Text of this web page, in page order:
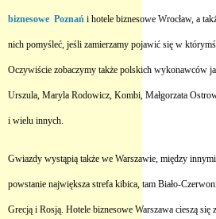
biznesowe Poznań i hotele biznesowe Wrocław, a
nich pomyśleć, jeśli zamierzamy pojawić się w
Oczywiście zobaczymy także polskich wykonawców
Urszula, Maryla Rodowicz, Kombi, Małgorzata
i wielu innych.
Gwiazdy wystąpią także we Warszawie, między
powstanie największa strefa kibica, tam Biało-
Grecją i Rosją. Hotele biznesowe Warszawa cieszą się